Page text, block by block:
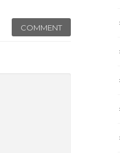
COMMENT